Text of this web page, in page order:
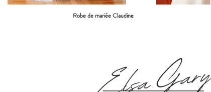
Robe de mariée Claudine